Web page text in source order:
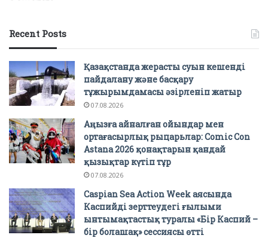
Recent Posts
Қазақстанда жерасты суын кешенді
пайдалану және басқару
тұжырымдамасы әзірленіп жатыр
07.08.2026
Аңызға айналған ойындар мен
ортағасырлық рыцарьлар: Comic Con
Astana 2026 қонақтарын қандай
қызықтар күтіп тұр
07.08.2026
Caspian Sea Action Week аясында
Каспийді зерттеудегі ғылыми
ынтымақтастық туралы «Бір Каспий –
бір болашақ» сессиясы өтті